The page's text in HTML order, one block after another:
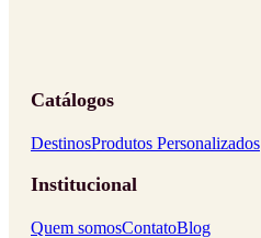
Catálogos
DestinosProdutos Personalizados
Institucional
Quem somosContatoBlog